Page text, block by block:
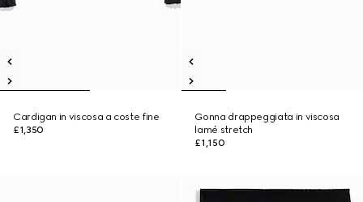
Cardigan in viscosa a coste fine
£1,350
Gonna drappeggiata in viscosa
lamé stretch
£1,150